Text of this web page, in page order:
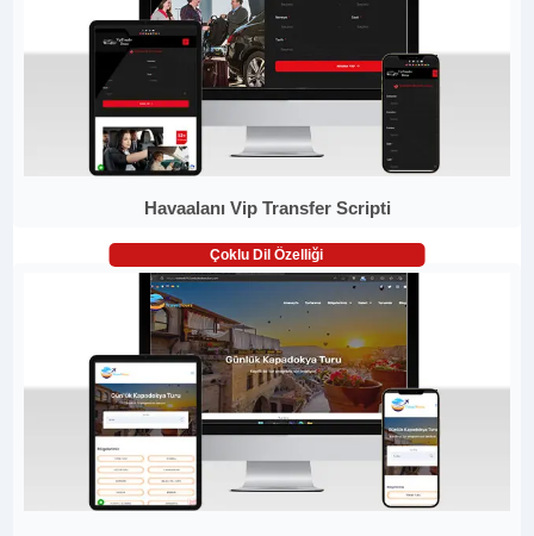
Havaalanı Vip Transfer Scripti
Çoklu Dil Özelliği